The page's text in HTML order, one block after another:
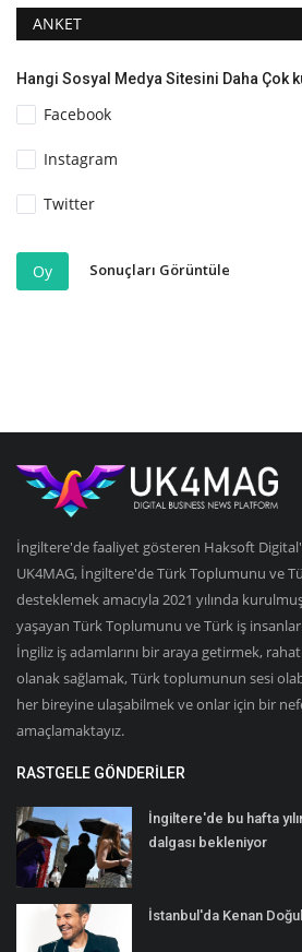
ANKET
Hangi Sosyal Medya Sitesini Daha Çok
Facebook
Instagram
Twitter
Oy Sonuçları Görüntüle
İngiltere'de faaliyet gösteren Haksoft
UK4MAG, İngiltere'de Türk Toplumunu ve
desteklemek amacıyla 2021 yılında
yaşayan Türk Toplumunu ve Türk iş
İngiliz iş adamlarını bir araya getirmek,
olanak sağlamak, Türk toplumunun sesi
her bireyine ulaşabilmek ve onlar için bir
amaçlamaktayız.
RASTGELE GÖNDERILER
İngiltere'de bu hafta
dalgası bekleniyor
İstanbul'da Kenan